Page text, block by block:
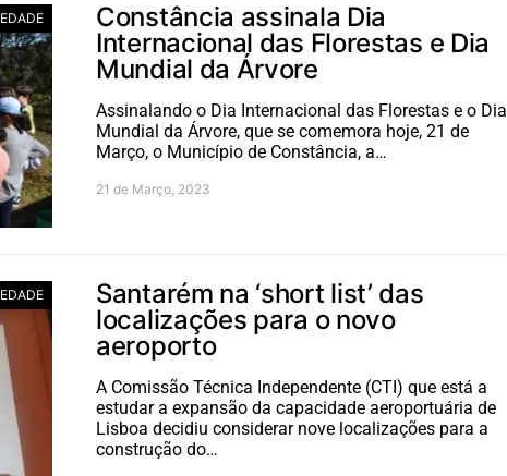
Constância assinala Dia
Internacional das Florestas e Dia
Mundial da Árvore
Assinalando o Dia Internacional das Florestas e o Dia
Mundial da Árvore, que se comemora hoje, 21 de
Março, o Município de Constância, a…
21 de Março, 2023
Santarém na ‘short list’ das
localizações para o novo
aeroporto
A Comissão Técnica Independente (CTI) que está a
estudar a expansão da capacidade aeroportuária de
Lisboa decidiu considerar nove localizações para a
construção do…